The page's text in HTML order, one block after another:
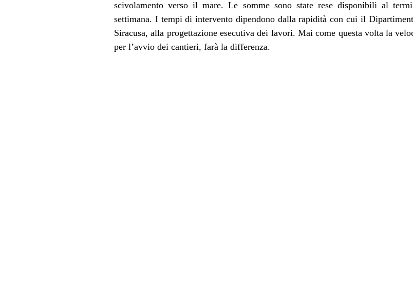
scivolamento verso il mare. Le somme sono state rese disponibili al
settimana. I tempi di intervento dipendono dalla rapidità con cui il
Siracusa, alla progettazione esecutiva dei lavori. Mai come questa volta la
per l’avvio dei cantieri, farà la differenza.